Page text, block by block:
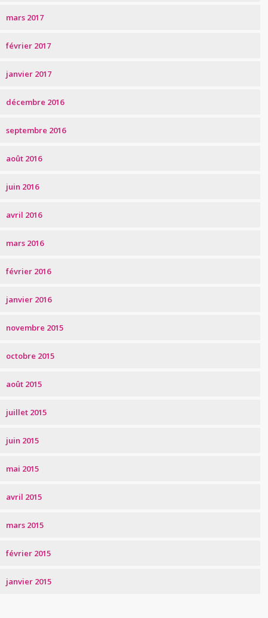
mars 2017
février 2017
janvier 2017
décembre 2016
septembre 2016
août 2016
juin 2016
avril 2016
mars 2016
février 2016
janvier 2016
novembre 2015
octobre 2015
août 2015
juillet 2015
juin 2015
mai 2015
avril 2015
mars 2015
février 2015
janvier 2015